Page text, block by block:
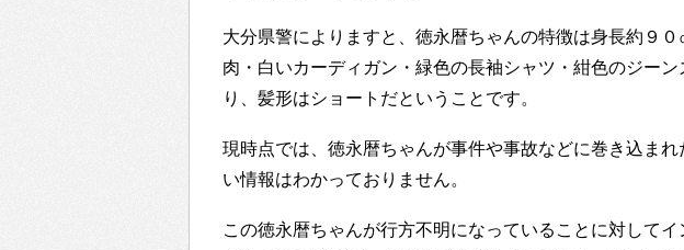
大分県警によりますと、徳永暦ちゃんの特徴は身長約９
肉・白いカーディガン・緑色の長袖シャツ・紺色のジー
り、髪形はショートだということです。
現時点では、徳永暦ちゃんが事件や事故などに巻き込ま
い情報はわかっておりません。
この徳永暦ちゃんが行方不明になっていることに対して